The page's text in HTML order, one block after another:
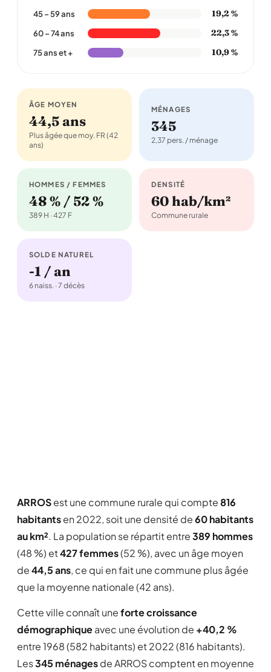
45 – 59 ans 19,2 %
60 – 74 ans 22,3 %
75 ans et + 10,9 %
ÂGE MOYEN
44,5 ans
Plus âgée que moy. FR (42
ans)
MÉNAGES
345
2,37 pers. / ménage
HOMMES / FEMMES
48 % / 52 %
389 H · 427 F
DENSITÉ
60 hab/km²
Commune rurale
SOLDE NATUREL
-1 / an
6 naiss. · 7 décès
ARROSest une commune rurale qui compte816
habitantsen 2022, soit une densité de60 habitants
au km². La population se répartit entre389 hommes
(48 %) et427 femmes(52 %), avec un âge moyen
de44,5 ans, ce qui en fait une commune plus âgée
que la moyenne nationale (42 ans).
Cette ville connaît uneforte croissance
démographiqueavec une évolution de +40,2 %
entre 1968 (582 habitants) et 2022 (816 habitants).
Les345 ménagesde ARROS comptent en moyenne